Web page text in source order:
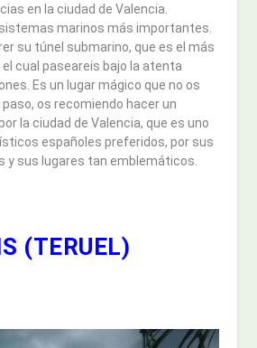
en la ciudad de Valencia.
marinos más importantes.
su túnel submarino, que es el más
el cual paseareis bajo la atenta
Es un lugar mágico que no os
paso, os recomiendo hacer un
la ciudad de Valencia, que es uno
españoles preferidos, por sus
y sus lugares tan emblemáticos.
(TERUEL)